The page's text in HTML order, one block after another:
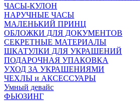
ЧАСЫ-КУЛОН
НАРУЧНЫЕ ЧАСЫ
МАЛЕНЬКИЙ ПРИНЦ
ОБЛОЖКИ ДЛЯ ДОКУМЕНТОВ
СЕКРЕТНЫЕ МАТЕРИАЛЫ
ШКАТУЛКИ ДЛЯ УКРАШЕНИЙ
ПОДАРОЧНАЯ УПАКОВКА
УХОД ЗА УКРАШЕНИЯМИ
ЧEХЛЫ и АКСЕССУАРЫ
Умный девайс
ФЬЮЗИНГ